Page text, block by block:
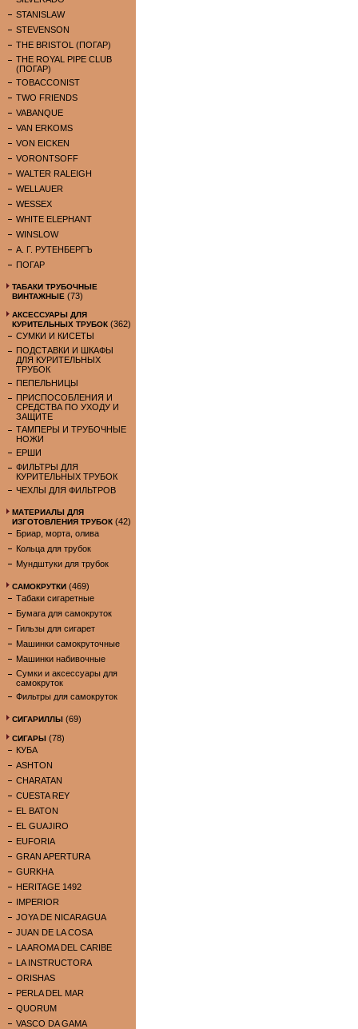
STANISLAW
STEVENSON
THE BRISTOL (ПОГАР)
THE ROYAL PIPE CLUB
(ПОГАР)
TOBACCONIST
TWO FRIENDS
VABANQUE
VAN ERKOMS
VON EICKEN
VORONTSOFF
WALTER RALEIGH
WELLAUER
WESSEX
WHITE ELEPHANT
WINSLOW
А. Г. РУТЕНБЕРГЪ
ПОГАР
ТАБАКИ ТРУБОЧНЫЕ
ВИНТАЖНЫЕ (73)
АКСЕССУАРЫ ДЛЯ
КУРИТЕЛЬНЫХ ТРУБОК (362)
СУМКИ И КИСЕТЫ
ПОДСТАВКИ И ШКАФЫ
ДЛЯ КУРИТЕЛЬНЫХ
ТРУБОК
ПЕПЕЛЬНИЦЫ
ПРИСПОСОБЛЕНИЯ И
СРЕДСТВА ПО УХОДУ И
ЗАЩИТЕ
ТАМПЕРЫ И ТРУБОЧНЫЕ
НОЖИ
ЕРШИ
ФИЛЬТРЫ ДЛЯ
КУРИТЕЛЬНЫХ ТРУБОК
ЧЕХЛЫ ДЛЯ ФИЛЬТРОВ
МАТЕРИАЛЫ ДЛЯ
ИЗГОТОВЛЕНИЯ ТРУБОК (42)
Бриар, морта, олива
Кольца для трубок
Мундштуки для трубок
САМОКРУТКИ (469)
Табаки сигаретные
Бумага для самокруток
Гильзы для сигарет
Машинки самокруточные
Машинки набивочные
Сумки и аксессуары для
самокруток
Фильтры для самокруток
СИГАРИЛЛЫ (69)
СИГАРЫ (78)
КУБА
ASHTON
CHARATAN
CUESTA REY
EL BATON
EL GUAJIRO
EUFORIA
GRAN APERTURA
GURKHA
HERITAGE 1492
IMPERIOR
JOYA DE NICARAGUA
JUAN DE LA COSA
LA AROMA DEL CARIBE
LA INSTRUCTORA
ORISHAS
PERLA DEL MAR
QUORUM
VASCO DA GAMA